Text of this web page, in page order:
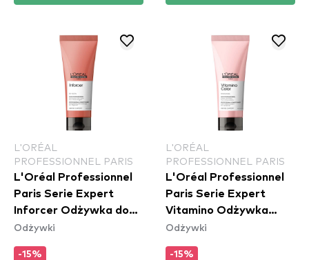
L'ORÉAL
PROFESSIONNEL PARIS
L'Oréal Professionnel
Paris Serie Expert
Inforcer Odżywka do
włosów
Odżywki
-15%
L'ORÉAL
PROFESSIONNEL PARIS
L'Oréal Professionnel
Paris Serie Expert
Vitamino Odżywka
koloryzująca
Odżywki
-15%